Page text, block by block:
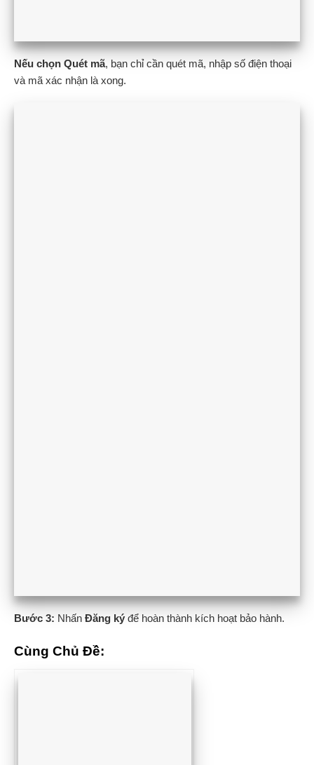
Nếu chọn Quét mã, bạn chỉ cần quét mã, nhập số điện thoại
và mã xác nhận là xong.
Bước 3: Nhấn Đăng kýđể hoàn thành kích hoạt bảo hành.
Cùng Chủ Đề: